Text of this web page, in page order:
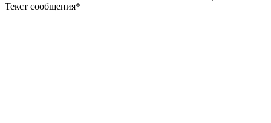
Текст сообщения*